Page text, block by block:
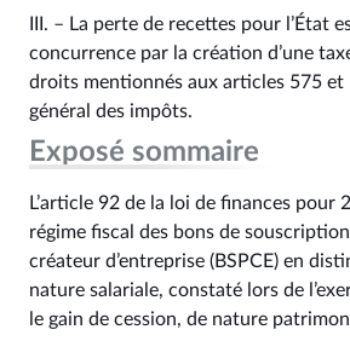
III. – La perte de recettes pour l’État
concurrence par la création d’une
droits mentionnés aux articles 575 et
général des impôts.
Exposé sommaire
L’article 92 de la loi de finances pour
régime fiscal des bons de
créateur d’entreprise (BSPCE) en
nature salariale, constaté lors de
le gain de cession, de nature